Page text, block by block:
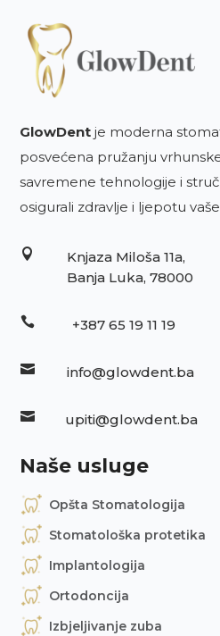
GlowDent je moderna
posvećena pružanju
savremene tehnologije i
osigurali zdravlje i ljepotu

Knjaza Miloša 11a,
Banja Luka, 78000
 +387 65 19 11 19
 info@glowdent.ba
 upiti@glowdent.ba
Naše usluge
Opšta Stomatologija
Stomatološka protetika
Implantologija
Ortodoncija
Izbjeljivanje zuba